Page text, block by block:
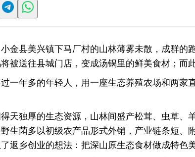
金县美兴镇下马厂村的山林薄雾未散，成群
被送往县城门店，变成汤锅里的鲜美食材；而
一年多的年轻人，用一座生态养殖农场和两家
天独厚的生态资源，山林间盛产松茸、虫草、
生菌多以初级农产品形式外销，产业链条短
返乡创业的想法：把深山原生态食材做成特色